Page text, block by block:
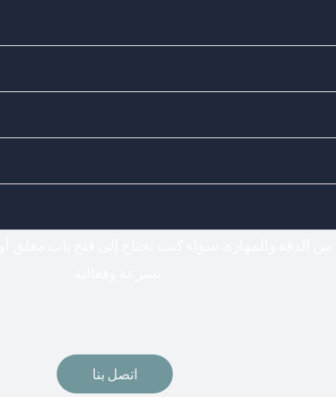
Doors Locks - اختيارك المناسب لفتح وتركيب جميع أنواع الأقفال
الدقة والمهارة. سواء كنت تحتاج إلى فتح باب مغلق
اتصل بنا